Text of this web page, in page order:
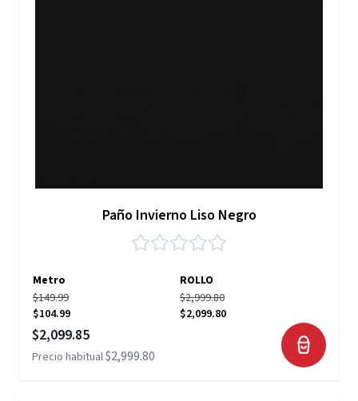
Paño Invierno Liso Negro
Metro
ROLLO
$149.99
$104.99
$2,999.80
$2,099.80
Precio especial
$2,099.85
Precio habitual$2,999.80